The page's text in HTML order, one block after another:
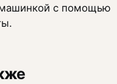
с помощью